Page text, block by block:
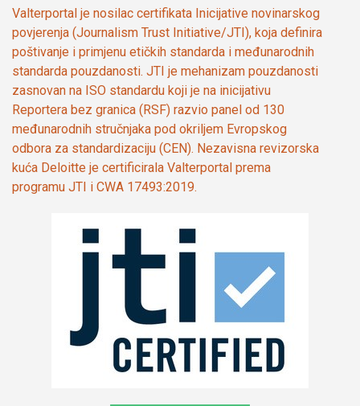
Valterportal je nosilac certifikata Inicijative novinarskog
povjerenja (Journalism Trust Initiative/JTI), koja definira
poštivanje i primjenu etičkih standarda i međunarodnih
standarda pouzdanosti. JTI je mehanizam pouzdanosti
zasnovan na ISO standardu koji je na inicijativu
Reportera bez granica (RSF) razvio panel od 130
međunarodnih stručnjaka pod okriljem Evropskog
odbora za standardizaciju (CEN). Nezavisna revizorska
kuća Deloitte je certificirala Valterportal prema
programu JTI i CWA 17493:2019.